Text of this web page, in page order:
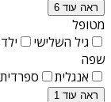
ראה עוד 6
מטופל
גיל השלישי
שפה
אנגלית
ספרדית
ראה עוד 1